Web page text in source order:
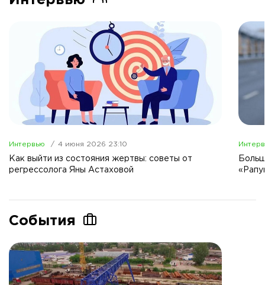
Интервью 4 июня 2026 23:10
Как выйти из состояния жертвы: советы от
регрессолога Яны Астаховой
События